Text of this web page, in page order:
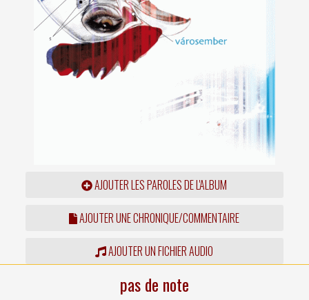
AJOUTER LES PAROLES DE L'ALBUM
AJOUTER UNE CHRONIQUE/COMMENTAIRE
AJOUTER UN FICHIER AUDIO
pas de note